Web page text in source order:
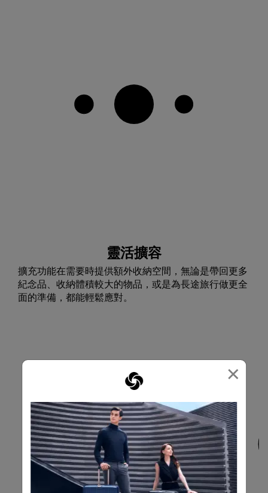
×
靈活擴容
擴充功能在需要時提供額外收納空間，無論是帶回更多
紀念品、收納體積較大的物品，或是為長途旅行做更全
面的準備，都能輕鬆應對。